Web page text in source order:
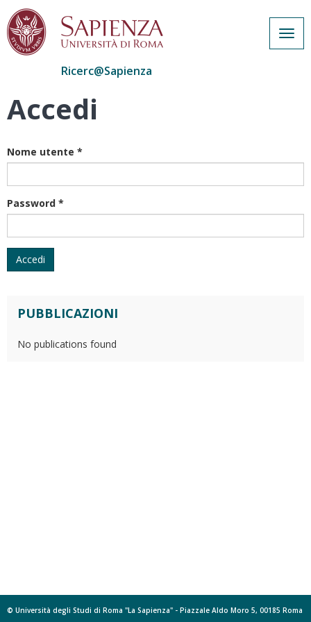
Salta
Ricerc@Sapienza
Accedi
Nome utente *
Password *
Accedi
PUBBLICAZIONI
No publications found
© Università degli Studi di Roma "La Sapienza" - Piazzale Aldo Moro 5, 00185 Roma